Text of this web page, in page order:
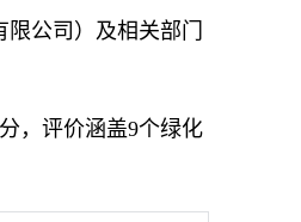
公司）及相关部门
，评价涵盖9个绿化